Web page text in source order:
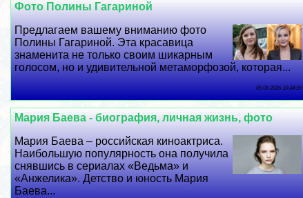
Фото Полины Гагариной
Предлагаем вашему вниманию фото
Полины Гагариной. Эта красавица
знаменита не только своим шикарным
голосом, но и удивительной метаморфозой, которая...
05 08 2026 10:34:59
Мария Баева - биография, личная жизнь, фото
Мария Баева – российская киноактриса.
Наибольшую популярность она получила
снявшись в сериалах «Ведьма» и
«Анжелика». Детство и юность Мария
Баева...